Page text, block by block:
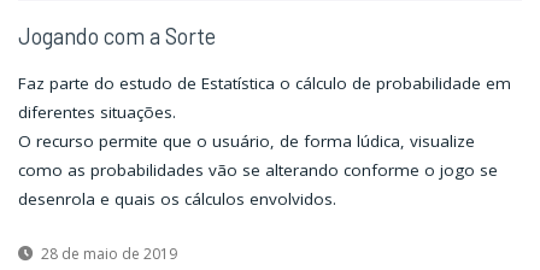
Jogando com a Sorte
Faz parte do estudo de Estatística o cálculo de probabilidade em
diferentes situações.
O recurso permite que o usuário, de forma lúdica, visualize
como as probabilidades vão se alterando conforme o jogo se
desenrola e quais os cálculos envolvidos.
28 de maio de 2019